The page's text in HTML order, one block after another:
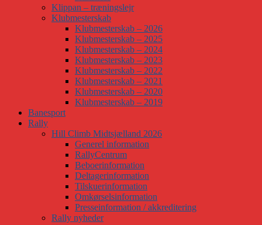
Klippan – træningslejr
Klubmesterskab
Klubmesterskab – 2026
Klubmesterskab – 2025
Klubmesterskab – 2024
Klubmesterskab – 2023
Klubmesterskab – 2022
Klubmesterskab – 2021
Klubmesterskab – 2020
Klubmesterskab – 2019
Banesport
Rally
Hill Climb Midtsjælland 2026
Generel information
RallyCentrum
Beboerinformation
Deltagerinformation
Tilskuerinformation
Omkørselsinformation
Presseinformation / akkreditering
Rally nyheder